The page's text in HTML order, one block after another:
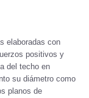
elaboradas con
positivos y
del techo en
su diámetro como
planos de